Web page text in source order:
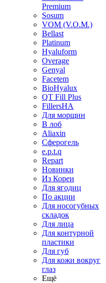
Premium
Sosum
VOM (V.O.M.)
Bellast
Platinum
Hyaluform
Overage
Genyal
Facetem
BioHyalux
QT Fill Plus
FillersHA
Для морщин
В лоб
Aliaxin
Сферогель
e.p.t.q
Repart
Новинки
Из Кореи
Для ягодиц
По акции
Для носогубных
складок
Для лица
Для контурной
пластики
Для губ
Для кожи вокруг
глаз
Ещё